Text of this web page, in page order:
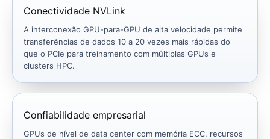
Conectividade NVLink
A interconexão GPU-para-GPU de alta velocidade permite
transferências de dados 10 a 20 vezes mais rápidas do
que o PCIe para treinamento com múltiplas GPUs e
clusters HPC.
Confiabilidade empresarial
GPUs de nível de data center com memória ECC, recursos